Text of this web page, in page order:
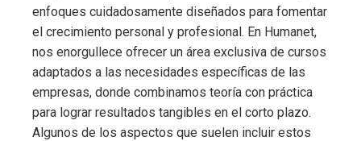
enfoques cuidadosamente diseñados para fomentar
el crecimiento personal y profesional. En Humanet,
nos enorgullece ofrecer un área exclusiva de cursos
adaptados a las necesidades específicas de las
empresas, donde combinamos teoría con práctica
para lograr resultados tangibles en el corto plazo.
Algunos de los aspectos que suelen incluir estos